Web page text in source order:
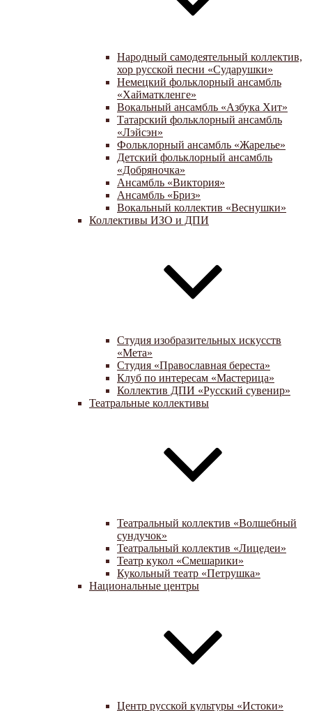
Народный самодеятельный коллектив,
хор русской песни «Сударушки»
Немецкий фольклорный ансамбль
«Хайматкленге»
Вокальный ансамбль «Азбука Хит»
Татарский фольклорный ансамбль
«Лэйсэн»
Фольклорный ансамбль «Жарелье»
Детский фольклорный ансамбль
«Добряночка»
Ансамбль «Виктория»
Ансамбль «Бриз»
Вокальный коллектив «Веснушки»
Коллективы ИЗО и ДПИ
Студия изобразительных искусств
«Мета»
Студия «Православная береста»
Клуб по интересам «Мастерица»
Коллектив ДПИ «Русский сувенир»
Театральные коллективы
Театральный коллектив «Волшебный
сундучок»
Театральный коллектив «Лицедеи»
Театр кукол «Смешарики»
Кукольный театр «Петрушка»
Национальные центры
Центр русской культуры «Истоки»